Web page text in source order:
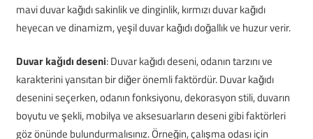
mavi duvar kağıdı sakinlik ve dinginlik, kırmızı duvar kağıdı
heyecan ve dinamizm, yeşil duvar kağıdı doğallık ve huzur verir.
Duvar kağıdı deseni: Duvar kağıdı deseni, odanın tarzını ve
karakterini yansıtan bir diğer önemli faktördür. Duvar kağıdı
desenini seçerken, odanın fonksiyonu, dekorasyon stili, duvarın
boyutu ve şekli, mobilya ve aksesuarların deseni gibi faktörleri
göz önünde bulundurmalısınız. Örneğin, çalışma odası için